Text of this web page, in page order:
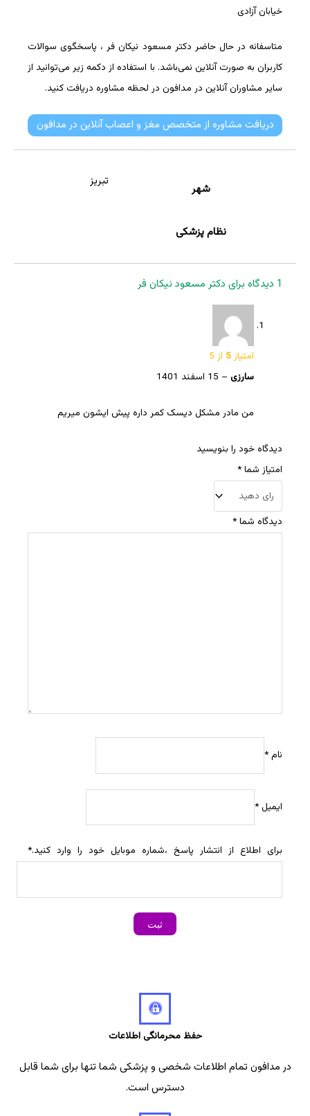
خیابان آزادی
متاسفانه در حال حاضر دکتر مسعود نیکان فر ، پاسخگوی سوالات
کاربران به صورت آنلاین نمی‌باشد. با استفاده از دکمه زیر می‌توانید از
سایر مشاوران آنلاین در مدافون در لحظه مشاوره دریافت کنید.
دریافت مشاوره از متخصص مغز و اعصاب آنلاین در مدافون
شهر
تبریز
نظام پزشکی
1 دیدگاه برای دکتر مسعود نیکان فر
امتیاز5 از 5
سارزی – 15 اسفند 1401
من مادر مشکل دیسک کمر داره پیش ایشون میریم
دیدگاه خود را بنویسید
امتیاز شما*
دیدگاه شما*
نام*
ایمیل*
برای اطلاع از انتشار پاسخ ،شماره موبایل خود را وارد کنید.*
حفظ محرمانگی اطلاعات
در مدافون تمام اطلاعات شخصی و پزشکی شما تنها برای شما قابل
دسترس است.